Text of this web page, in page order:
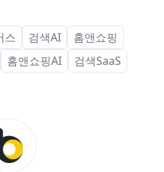
스 검색AI
홈앤쇼핑
홈앤쇼핑AI
검색SaaS